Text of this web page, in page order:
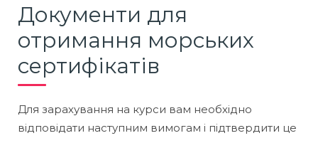
Документи для
отримання морських
сертифікатів
Для зарахування на курси вам необхідно
відповідати наступним вимогам і підтвердити це